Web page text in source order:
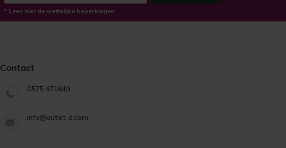
* Lees hier de wettelijke beperkingen
Contact
0575 471649
info@outlet-z.com